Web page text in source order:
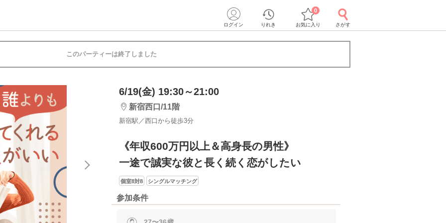
ログイン りれき お気に入り
0
さがす
このパーティーは終了しました
6/19(金) 19:30～21:00
新宿西口/11階
新宿駅／西口から徒歩3分
《年収600万円以上＆高身長の男性》
一途で誠実な彼と長く続く恋がしたい
個室8対8 シングルマッチング
参加条件